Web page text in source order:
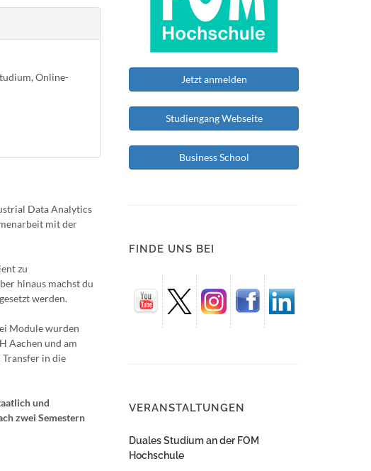
Online-
Data Analytics
mit der
zu
hinaus machst du
werden.
Module wurden
Aachen und am
in die
und
zwei Semestern
Jetzt anmelden
Studiengang Webseite
Business School
FINDE UNS BEI
VERANSTALTUNGEN
Duales Studium an der FOM
Hochschule